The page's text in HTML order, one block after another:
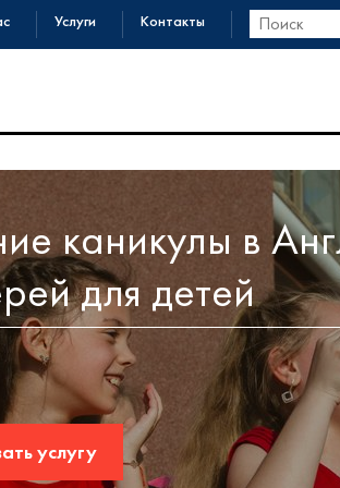
Услуги Контакты
каникулы в
для детей
услугу